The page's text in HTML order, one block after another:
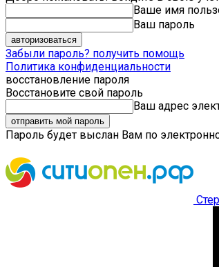
Ваше имя
Ваш пароль
Забыли пароль? получить помощь
Политика конфиденциальности
восстановление пароля
Восстановите свой пароль
Ваш адрес
Пароль будет выслан Вам по